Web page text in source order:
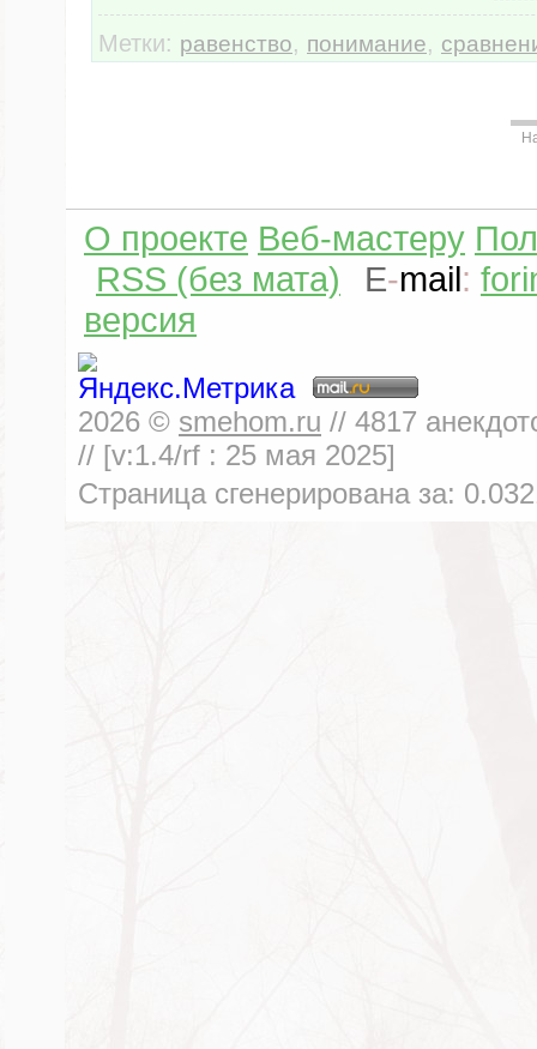
Метки: равенство, понимание,
О проекте Веб-мастеру
RSS (без мата)
E-mail:
версия
2026 © smehom.ru // 4817
// [v:1.4/rf : 25 мая 2025]
Страница сгенерирована за: